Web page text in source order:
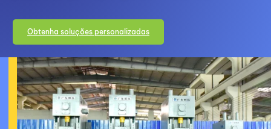
Obtenha soluções personalizadas